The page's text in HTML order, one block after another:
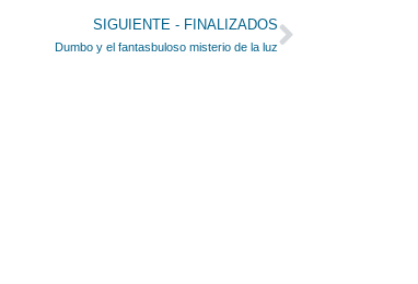
SIGUIENTE - FINALIZADOS
Dumbo y el fantasbuloso misterio de la luz
Siguiente